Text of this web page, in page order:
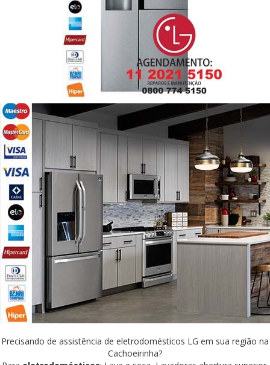
Precisando de assistência de eletrodomésticos LG em sua região na
Cachoeirinha?